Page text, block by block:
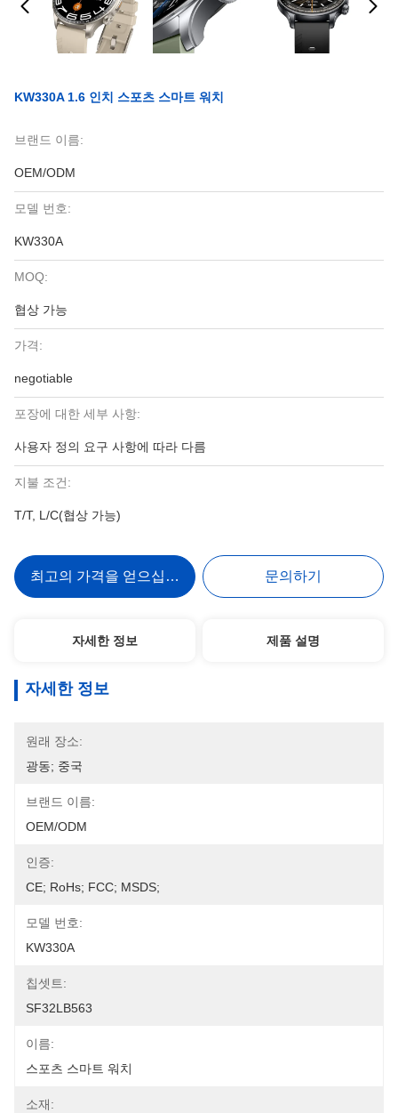
KW330A 1.6 인치 스포츠 스마트 워치
브랜드 이름:
OEM/ODM
모델 번호:
KW330A
MOQ:
협상 가능
가격:
negotiable
포장에 대한 세부 사항:
사용자 정의 요구 사항에 따라 다름
지불 조건:
T/T, L/C(협상 가능)
최고의 가격을 얻으십시오 문의하기
자세한 정보 제품 설명
자세한 정보
원래 장소:
광동; 중국
브랜드 이름:
OEM/ODM
인증:
CE; RoHs; FCC; MSDS;
모델 번호:
KW330A
칩셋트:
SF32LB563
이름:
스포츠 스마트 워치
소재: